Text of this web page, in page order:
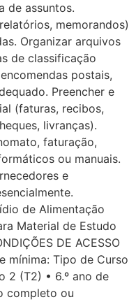
de assuntos.
memorandos)
Organizar arquivos
de classificação
postais,
Preencher e
(faturas, recibos,
livranças).
faturação,
ou manuais.
e
de Alimentação
Material de Estudo
DE ACESSO
mínima: Tipo de Curso
2 (T2) • 6.º ano de
completo ou